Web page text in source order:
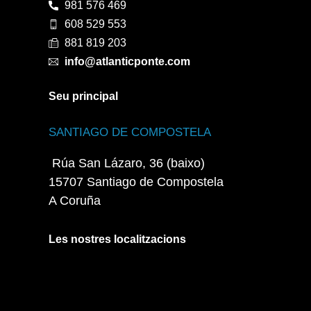
981 576 469
608 529 553
881 819 203
info@atlanticponte.com
Seu principal
SANTIAGO DE COMPOSTELA
Rúa San Lázaro, 36 (baixo)
15707 Santiago de Compostela
A Coruña
Les nostres localitzacions